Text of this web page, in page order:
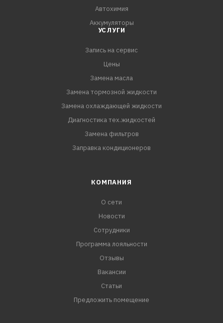
Автохимия
Аккумуляторы
УСЛУГИ
Запись на сервис
Цены
Замена масла
Замена тормозной жидкости
Замена охлаждающей жидкости
Диагностика тех.жидкостей
Замена фильтров
Заправка кондиционеров
КОМПАНИЯ
О сети
Новости
Сотрудники
Программа лояльности
Отзывы
Вакансии
Статьи
Предложить помещение